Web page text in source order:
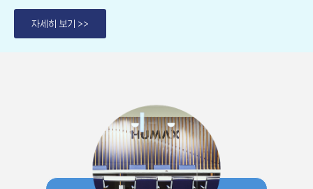
자세히 보기 >>